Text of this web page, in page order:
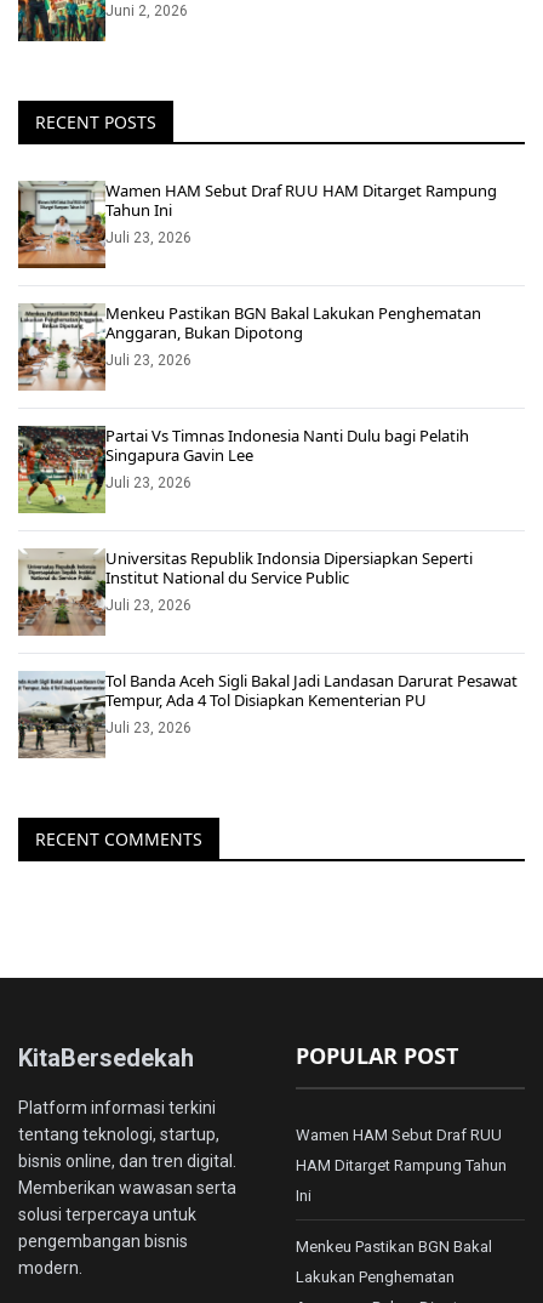
Juni 2, 2026
RECENT POSTS
Wamen HAM Sebut Draf RUU HAM Ditarget Rampung
Tahun Ini
Juli 23, 2026
Menkeu Pastikan BGN Bakal Lakukan Penghematan
Anggaran, Bukan Dipotong
Juli 23, 2026
Partai Vs Timnas Indonesia Nanti Dulu bagi Pelatih
Singapura Gavin Lee
Juli 23, 2026
Universitas Republik Indonsia Dipersiapkan Seperti
Institut National du Service Public
Juli 23, 2026
Tol Banda Aceh Sigli Bakal Jadi Landasan Darurat Pesawat
Tempur, Ada 4 Tol Disiapkan Kementerian PU
Juli 23, 2026
RECENT COMMENTS
KitaBersedekah
Platform informasi terkini
tentang teknologi, startup,
bisnis online, dan tren digital.
Memberikan wawasan serta
solusi terpercaya untuk
pengembangan bisnis
modern.
POPULAR POST
Wamen HAM Sebut Draf RUU
HAM Ditarget Rampung Tahun
Ini
Menkeu Pastikan BGN Bakal
Lakukan Penghematan